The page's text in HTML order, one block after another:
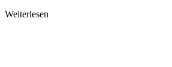
Weiterlesen